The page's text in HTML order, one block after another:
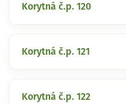
Korytná č.p. 120
Korytná č.p. 121
Korytná č.p. 122